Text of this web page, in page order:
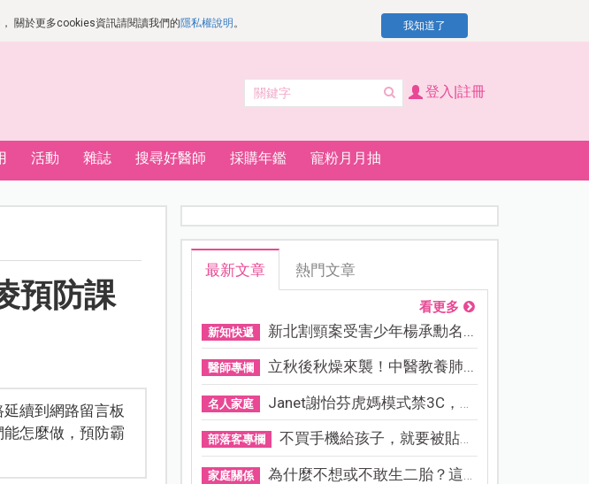
關於更多cookies資訊請閱讀我們的隱私權說明 。 我知道了
登入|註冊
活動 雜誌 搜尋好醫師 採購年鑑 寵粉月月抽
預防課
續到網路留言板
怎麼做，預防霸
最新文章 熱門文章
看更多
新知快遞 新北割頸案受害少年楊承勳名...
醫師專欄 立秋後秋燥來襲！中醫教養肺...
名人家庭 Janet謝怡芬虎媽模式禁3C，看...
部落客專欄 不買手機給孩子，就要被貼「...
家庭關係 為什麼不想或不敢生二胎？這8...